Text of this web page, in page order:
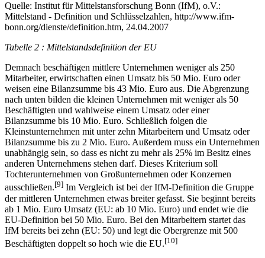
Quelle: Institut für Mittelstansforschung Bonn (IfM), o.V.:
Mittelstand - Definition und Schlüsselzahlen, http://www.ifm-
bonn.org/dienste/definition.htm, 24.04.2007
Tabelle 2 : Mittelstandsdefinition der EU
Demnach beschäftigen mittlere Unternehmen weniger als 250
Mitarbeiter, erwirtschaften einen Umsatz bis 50 Mio. Euro oder
weisen eine Bilanzsumme bis 43 Mio. Euro aus. Die Abgrenzung
nach unten bilden die kleinen Unternehmen mit weniger als 50
Beschäftigten und wahlweise einem Umsatz oder einer
Bilanzsumme bis 10 Mio. Euro. Schließlich folgen die
Kleinstunternehmen mit unter zehn Mitarbeitern und Umsatz oder
Bilanzsumme bis zu 2 Mio. Euro. Außerdem muss ein Unternehmen
unabhängig sein, so dass es nicht zu mehr als 25% im Besitz eines
anderen Unternehmens stehen darf. Dieses Kriterium soll
Tochterunternehmen von Großunternehmen oder Konzernen
ausschließen.[9] Im Vergleich ist bei der IfM-Definition die Gruppe
der mittleren Unternehmen etwas breiter gefasst. Sie beginnt bereits
ab 1 Mio. Euro Umsatz (EU: ab 10 Mio. Euro) und endet wie die
EU-Definition bei 50 Mio. Euro. Bei den Mitarbeitern startet das
IfM bereits bei zehn (EU: 50) und legt die Obergrenze mit 500
Beschäftigten doppelt so hoch wie die EU.[10]